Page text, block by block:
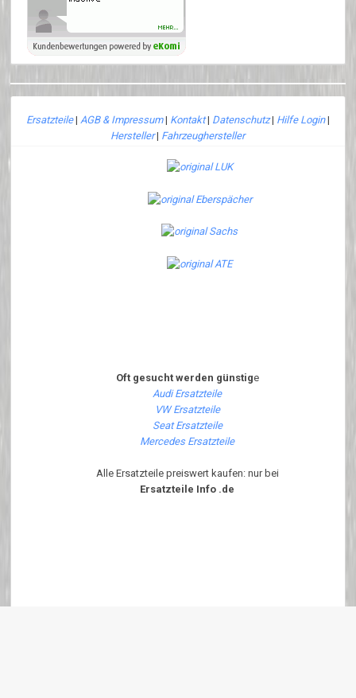
Ersatzteile| AGB & Impressum| Kontakt| Datenschutz| Hilfe Login|
Hersteller| Fahrzeughersteller
Oft gesucht werden günstige
Audi Ersatzteile
VW Ersatzteile
Seat Ersatzteile
Mercedes Ersatzteile
Alle Ersatzteile preiswert kaufen: nur bei
Ersatzteile Info .de